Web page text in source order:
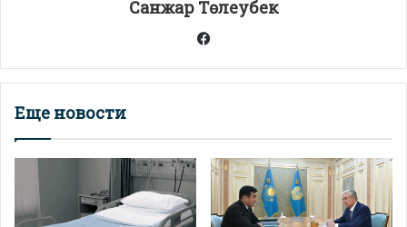
ь
Санжар Төлеубек
Facebook
Еще новости